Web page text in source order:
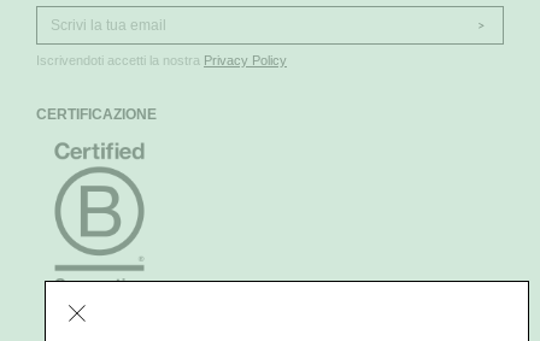
>
Iscrivendoti accetti la nostra Privacy Policy
CERTIFICAZIONE